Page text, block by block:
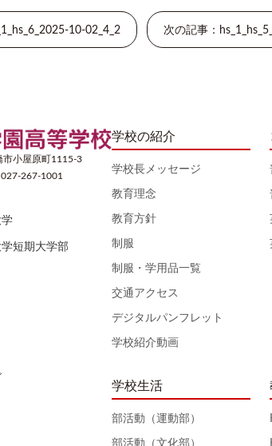
10-02_4_2 次の記事：
市小屋原町1115-3
267-1001
短期大学部
学校の紹介
学校長メッセージ
教育理念
教育方針
制服
制服・学用品一覧
交通アクセス
デジタルパンフレット
学校紹介動画
学校生活
部活動（運動部）
部活動（文化部）